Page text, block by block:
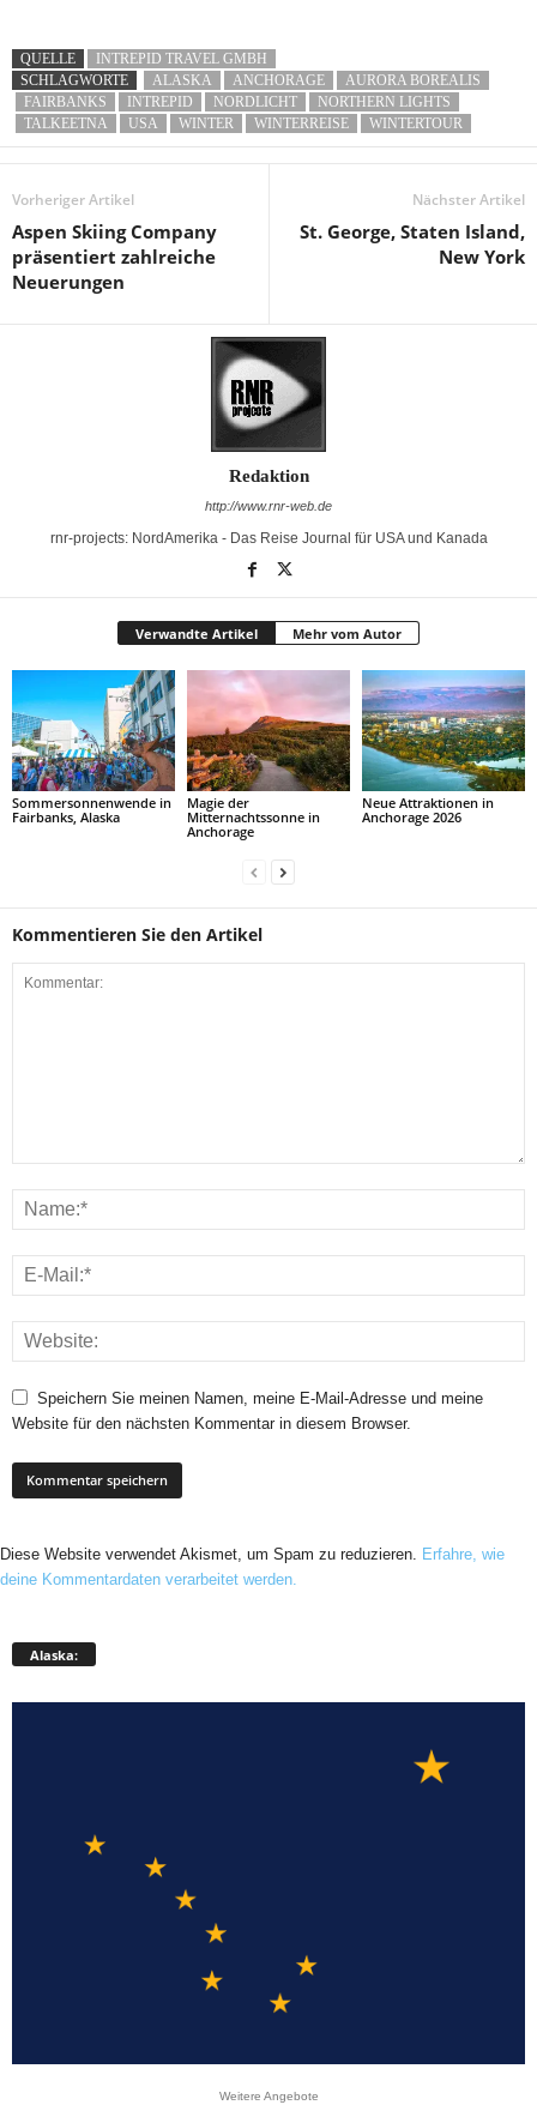
QUELLE
INTREPID TRAVEL GMBH
SCHLAGWORTE
ALASKA ANCHORAGE
AURORA BOREALIS
FAIRBANKS
INTREPID NORDLICHT
NORTHERN LIGHTS
TALKEETNA
USA WINTER WINTERREISE WINTERTOUR
Vorheriger Artikel
Aspen Skiing Company
präsentiert zahlreiche
Neuerungen
Nächster Artikel
St. George, Staten Island,
New York
Redaktion
http://www.rnr-web.de
rnr-projects: NordAmerika - Das Reise Journal für USA und Kanada
Verwandte Artikel Mehr vom Autor
Sommersonnenwende in
Fairbanks, Alaska
Magie der
Mitternachtssonne in
Anchorage
Neue Attraktionen in
Anchorage 2026
Kommentieren Sie den Artikel
Speichern Sie meinen Namen, meine E-Mail-Adresse und meine
Website für den nächsten Kommentar in diesem Browser.
Diese Website verwendet Akismet, um Spam zu reduzieren. Erfahre, wie
deine Kommentardaten verarbeitet werden.
Alaska:
Weitere Angebote